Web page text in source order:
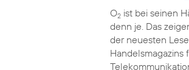
O2ist bei seinen
denn je. Das
der neuesten
Handelsmagazins